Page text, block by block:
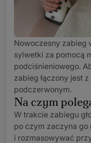
Nowoczesny zabieg
sylwetki za pomocą
podciśnieniowego.
zabieg łączony jest
podczerwonym.
Na czym
W trakcie zabiegu
po czym zaczyna
i rozmasowywać